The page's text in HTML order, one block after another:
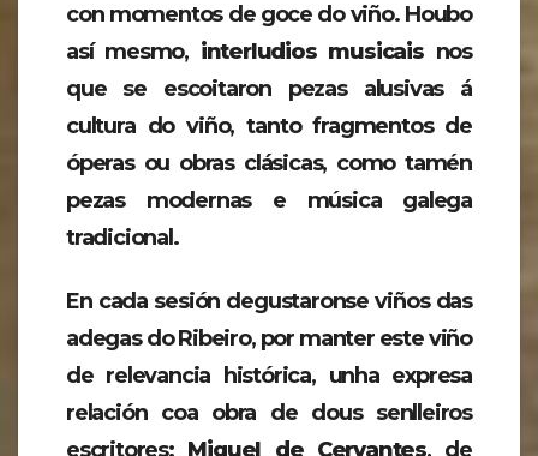
con momentos de goce do viño. Houbo
así mesmo, interludios musicaisnos
que se escoitaron pezas alusivas á
cultura do viño, tanto fragmentos de
óperas ou obras clásicas, como tamén
pezas modernas e música galega
tradicional.
En cada sesión degustaronse viños das
adegas do Ribeiro, por manter este viño
de relevancia histórica, unha expresa
relación coa obra de dous senlleiros
escritores: Miguel de Cervantes, de